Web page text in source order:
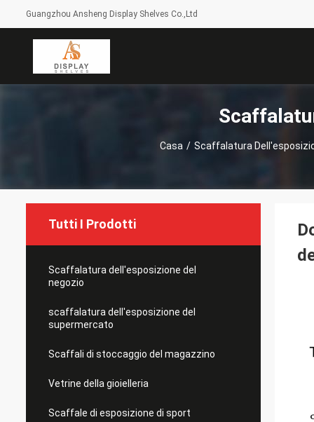
Guangzhou Ansheng Display Shelves Co.,Ltd
Casa / Scaffalatura
Tutti I Prodotti
Scaffalatura dell'esposizione del
negozio
scaffalatura dell'esposizione del
supermercato
Scaffali di stoccaggio del magazzino
Vetrine della gioielleria
Scaffale di esposizione di sport